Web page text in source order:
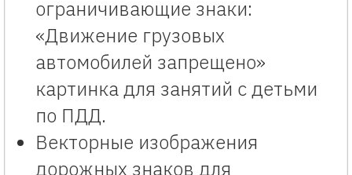
ограничивающие знаки:
«Движение грузовых
автомобилей запрещено»
картинка для занятий с детьми
по ПДД.
Векторные изображения
дорожных знаков для